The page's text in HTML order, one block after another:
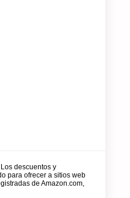
descuentos y
para ofrecer a sitios web
de Amazon.com,